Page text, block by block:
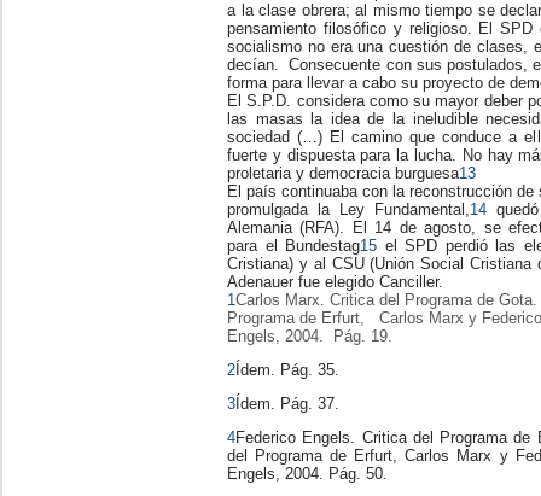
a la clase obrera; al mismo tiempo se
pensamiento filosófico y religioso. El
socialismo no era una cuestión de clases,
decían. Consecuente con sus postulados,
forma para llevar a cabo su proyecto de
El S.P.D. considera como su mayor deber
las masas la idea de la ineludible
sociedad (…) El camino que conduce a
fuerte y dispuesta para la lucha. No hay
proletaria y democracia burguesa13
El país continuaba con la reconstrucción
promulgada la Ley Fundamental,14quedó
Alemania (RFA). El 14 de agosto, se
para el Bundestag15 el SPD perdió las
Cristiana) y al CSU (Unión Social
Adenauer fue elegido Canciller.
1Carlos Marx. Critica del Programa de
Programa de Erfurt, Carlos Marx y
Engels, 2004. Pág. 19.
2 Ídem. Pág. 35.
3 Ídem. Pág. 37.
4Federico Engels. Critica del Programa
del Programa de Erfurt, Carlos Marx y
Engels, 2004. Pág. 50.